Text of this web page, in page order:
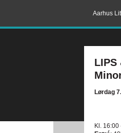
Aarhus
Lørdag
Kl. 16:00